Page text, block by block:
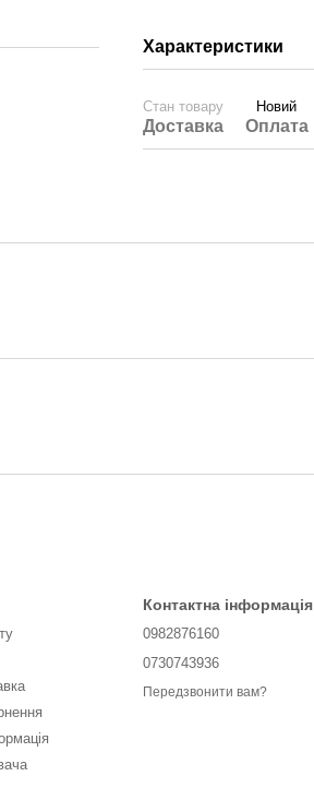
Характеристики
Стан товару Новий
Доставка Оплата
Контактна інформація
0982876160
0730743936
Передзвонити вам?